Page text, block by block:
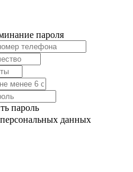
пароля
пароль
данных